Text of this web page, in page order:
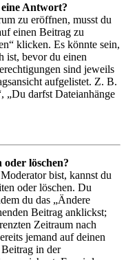
eine Antwort?
zu eröffnen, musst du
einen Beitrag zu
klicken. Es könnte sein,
ist, bevor du einen
sind jeweils
aufgelistet. Z. B.
„Du darfst Dateianhänge
löschen?
bist, kannst du
oder löschen. Du
du das „Ändere
Beitrag anklickst;
Zeitraum nach
jemand auf deinen
in der